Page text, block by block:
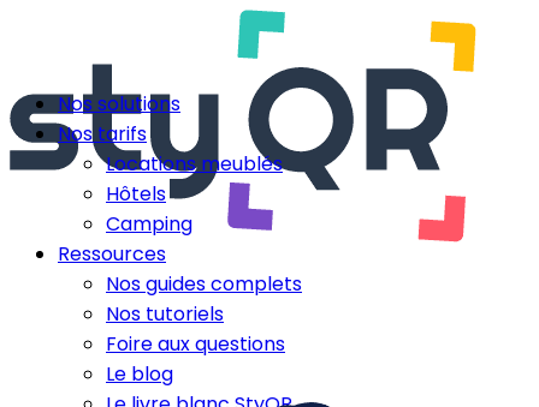
Nos solutions
Nos tarifs
Locations meublés
Hôtels
Camping
Ressources
Nos guides complets
Nos tutoriels
Foire aux questions
Le blog